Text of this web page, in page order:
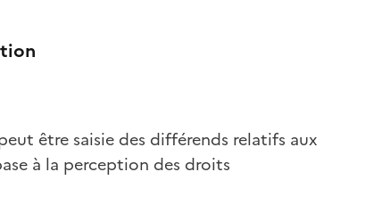
être saisie des différends relatifs aux
à la perception des droits